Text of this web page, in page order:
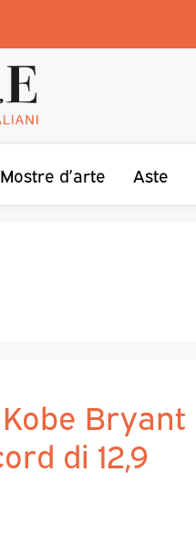
Mostre d’arte Aste
Bryant
di 12,9